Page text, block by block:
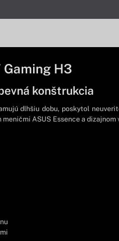
Gaming H3
konštrukcia
dlhšiu dobu, poskytol
ASUS Essence a